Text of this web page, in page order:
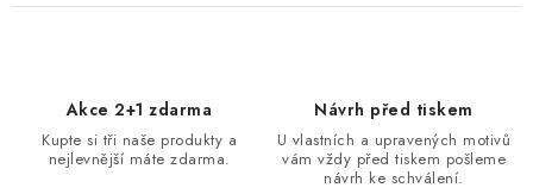
Akce 2+1 zdarma
Kupte si tři naše produkty a
nejlevnější máte zdarma.
Návrh před tiskem
U vlastních a upravených motivů
vám vždy před tiskem pošleme
návrh ke schválení.